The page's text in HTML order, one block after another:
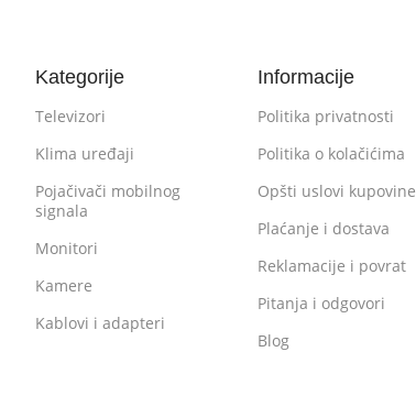
Kategorije
Televizori
Klima uređaji
Pojačivači mobilnog
signala
Monitori
Kamere
Kablovi i adapteri
Informacije
Politika privatnosti
Politika o kolačićima
Opšti uslovi kupovine
Plaćanje i dostava
Reklamacije i povrat
Pitanja i odgovori
Blog